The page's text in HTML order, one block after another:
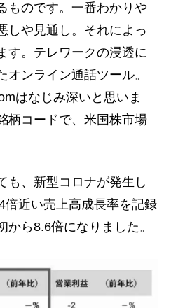
ものです。一番わかりや
しや見通し。それによっ
す。テレワークの浸透に
オンライン通話ツール。
はなじみ深いと思いま
柄コードで、米国株市場
、新型コロナが発生し
倍近い売上高成長率を記録
から8.6倍になりました。